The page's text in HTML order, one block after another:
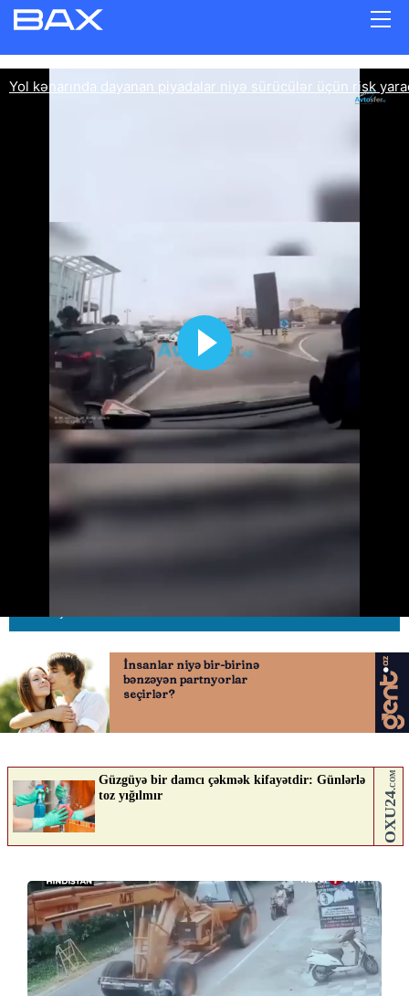
Yol kənarında dayanan piyadalar
niyə sürücülər üçün risk yaradır?
24.06.2026